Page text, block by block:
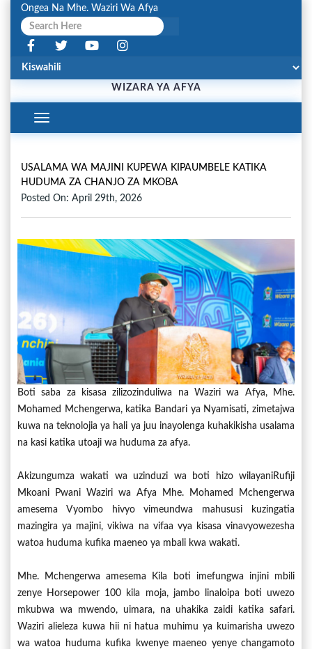
Ongea Na Mhe. Waziri Wa Afya
WIZARA YA AFYA
Toggle
Navigation
USALAMA WA MAJINI KUPEWA KIPAUMBELE KATIKA
HUDUMA ZA CHANJO ZA MKOBA
Posted On: April 29th, 2026
Boti saba za kisasa zilizozinduliwa na Waziri wa Afya, Mhe.
Mohamed Mchengerwa, katika Bandari ya Nyamisati, zimetajwa
kuwa na teknolojia ya hali ya juu inayolenga kuhakikisha usalama
na kasi katika utoaji wa huduma za afya.
Akizungumza wakati wa uzinduzi wa boti hizo wilayaniRufiji
Mkoani Pwani Waziri wa Afya Mhe. Mohamed Mchengerwa
amesema Vyombo hivyo vimeundwa mahususi kuzingatia
mazingira ya majini, vikiwa na vifaa vya kisasa vinavyowezesha
watoa huduma kufika maeneo ya mbali kwa wakati.
Mhe. Mchengerwa amesema Kila boti imefungwa injini mbili
zenye Horsepower 100 kila moja, jambo linaloipa boti uwezo
mkubwa wa mwendo, uimara, na uhakika zaidi katika safari.
Waziri alieleza kuwa hii ni hatua muhimu ya kuimarisha uwezo
wa watoa huduma kufika kwenye maeneo yenye changamoto